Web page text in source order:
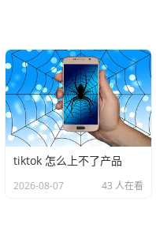
tiktok 怎么上不了产品
2026-08-07 43 人在看